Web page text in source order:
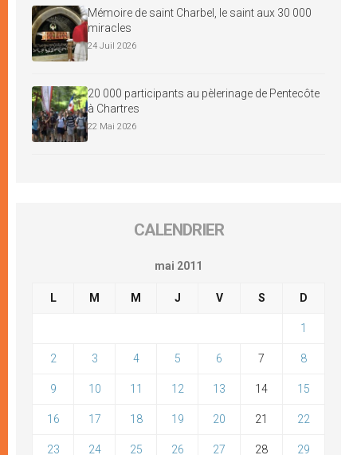
Mémoire de saint Charbel, le saint aux 30 000
miracles
24 Juil 2026
20 000 participants au pèlerinage de Pentecôte
à Chartres
22 Mai 2026
CALENDRIER
mai 2011
L M M J V S D
1
2 3 4 5 6 7 8
9 10 11 12 13 14 15
16 17 18 19 20 21 22
23 24 25 26 27 28 29